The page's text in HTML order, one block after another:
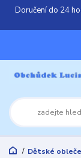
Doručení do 24
Dětské